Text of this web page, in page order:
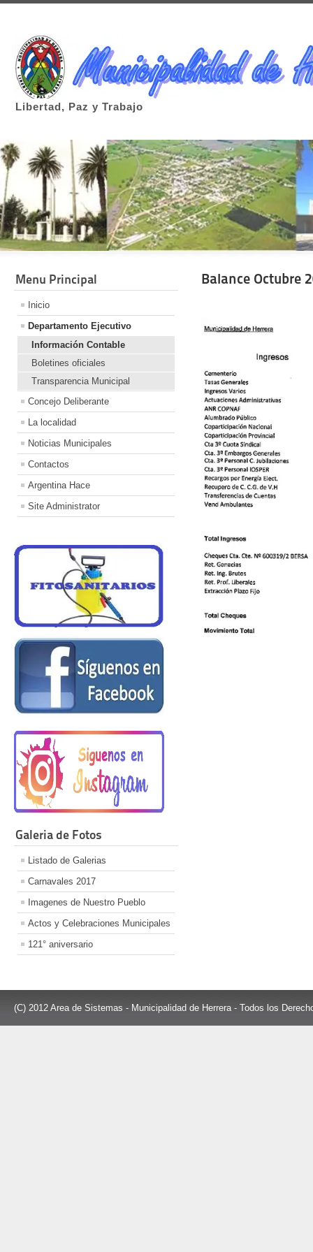
Libertad, Paz y Trabajo
Menu Principal
Inicio
Departamento Ejecutivo
Información Contable
Boletines oficiales
Transparencia Municipal
Concejo Deliberante
La localidad
Noticias Municipales
Contactos
Argentina Hace
Site Administrator
Galeria de Fotos
Listado de Galerias
Carnavales 2017
Imagenes de Nuestro Pueblo
Actos y Celebraciones Municipales
121° aniversario
Balance Octubre
(C) 2012 Area de Sistemas - Municipalidad de Herrera - Todos los